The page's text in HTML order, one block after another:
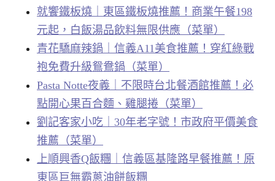
就饗鐵板燒｜東區鐵板燒推薦！商業午餐198
元起，白飯湯品飲料無限供應（菜單）
青花驕麻辣鍋｜信義A11美食推薦！穿紅綠戰
袍免費升級鴛鴦鍋（菜單）
Pasta Notte夜義｜不限時台北餐酒館推薦！必
點開心果百合麵、雞腿捲（菜單）
劉記客家小吃｜30年老字號！市政府平價美食
推薦（菜單）
上順興香Q飯糰｜信義區基隆路早餐推薦！原
東區巨無霸蔥油餅飯糰